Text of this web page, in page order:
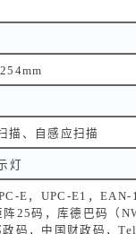
描、自感应扫描
灯
E，UPC-E1，
25码，库德巴码（
码，中国财政码，